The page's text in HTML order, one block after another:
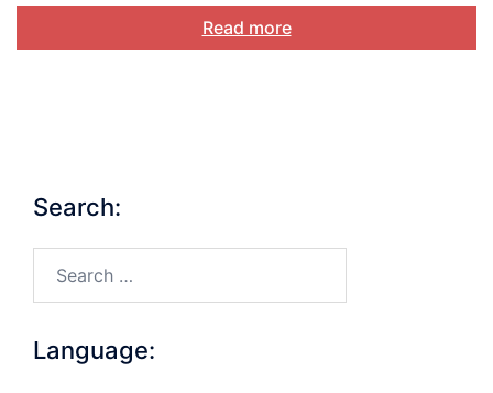
Read more
Search:
Language: